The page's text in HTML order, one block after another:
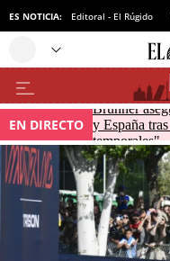
ES NOTICIA: Editoral - El Rúgido
EN DIRECTO
Brunner
y España
temporales"